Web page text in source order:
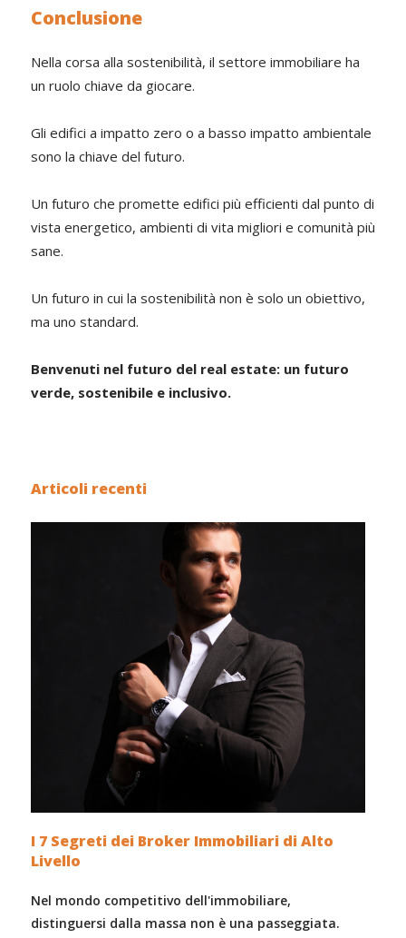
Conclusione
Nella corsa alla sostenibilità, il settore immobiliare ha
un ruolo chiave da giocare.
Gli edifici a impatto zero o a basso impatto ambientale
sono la chiave del futuro.
Un futuro che promette edifici più efficienti dal punto di
vista energetico, ambienti di vita migliori e comunità più
sane.
Un futuro in cui la sostenibilità non è solo un obiettivo,
ma uno standard.
Benvenuti nel futuro del real estate: un futuro
verde, sostenibile e inclusivo.
Articoli recenti
I 7 Segreti dei Broker Immobiliari di Alto
Livello
Nel mondo competitivo dell'immobiliare,
distinguersi dalla massa non è una passeggiata.